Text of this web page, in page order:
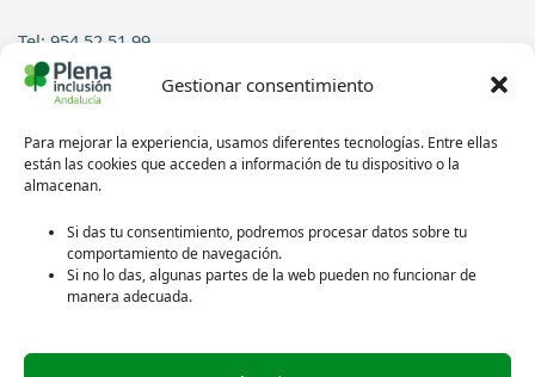
Gestionar consentimiento
Para mejorar la experiencia, usamos diferentes tecnologías. Entre ellas
están las cookies que acceden a información de tu dispositivo o la
almacenan.
Si das tu consentimiento, podremos procesar datos sobre tu
comportamiento de navegación.
Si no lo das, algunas partes de la web pueden no funcionar de
manera adecuada.
Tel: 954 52 51 99
Contacto
Síguenos en redes sociales: